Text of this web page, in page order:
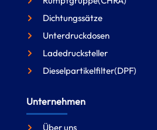
Dichtungssätze
Unterdruckdosen
Ladedrucksteller
Dieselpartikelfilter(DPF)
Unternehmen
Über uns